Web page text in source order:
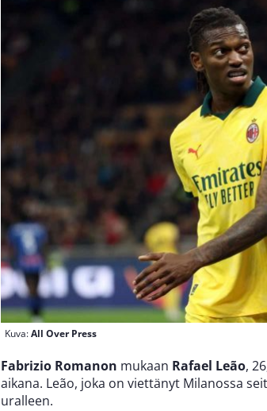
Kuva:All Over Press
Fabrizio Romanon mukaan Rafael Leão,
aikana. Leão, joka on viettänyt Milanossa
uralleen.